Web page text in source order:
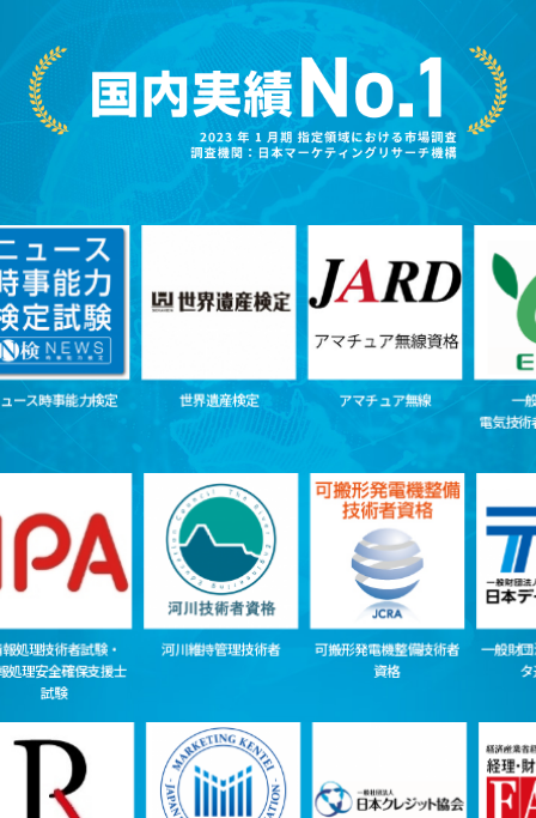
能力検定 世界遺産検定 アマチュア無線
一般財団法人
電気技術者試験セ
者試験・
保支援士
河川維持管理技術者
可搬形発電機整備技術者
一般財団法人 日
タ通信協会